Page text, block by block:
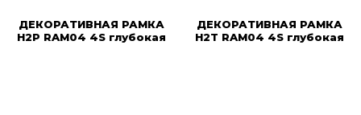
ДЕКОРАТИВНАЯ РАМКА
H2P RAM04 4S глубокая
ДЕКОРАТИВНАЯ РАМКА
H2T RAM04 4S глубокая